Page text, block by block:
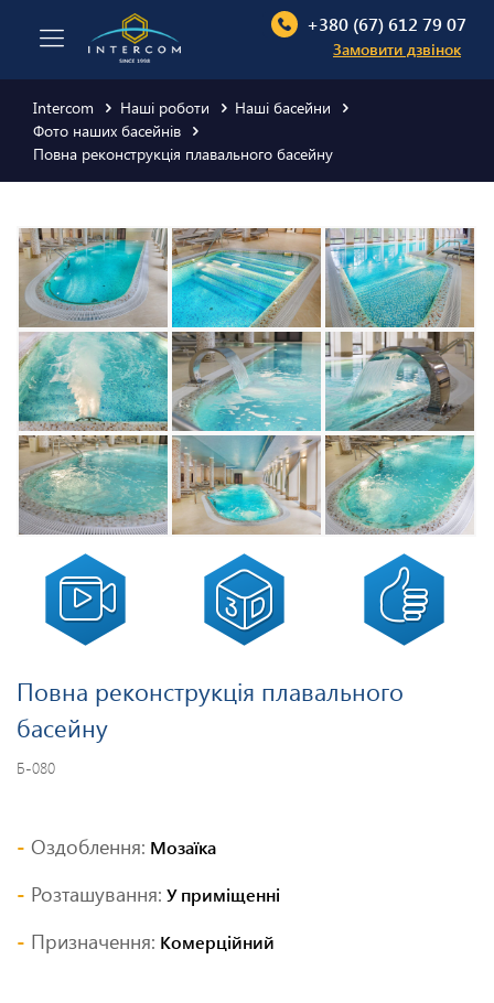
+380 (67) 612 79 07
Замовити дзвінок
Intercom Наші роботи
Наші басейни
Фото наших басейнів
Повна реконструкція плавального басейну
Повна реконструкція плавального
басейну
Б-080
Оздоблення: Мозаїка
Розташування: У приміщенні
Призначення: Комерційний